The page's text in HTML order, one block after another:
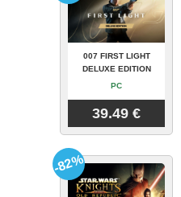
007 FIRST LIGHT
DELUXE EDITION
PC
39.49 €
-82%